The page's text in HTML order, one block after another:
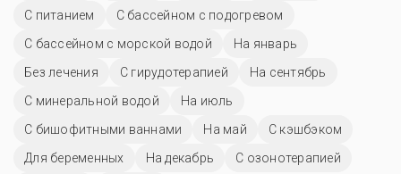
С питанием
С бассейном с подогревом
С бассейном с морской водой
На январь
Без лечения
С гирудотерапией
На сентябрь
С минеральной водой
На июль
С бишофитными ваннами
На май
С кэшбэком
Для беременных
На декабрь
С озонотерапией